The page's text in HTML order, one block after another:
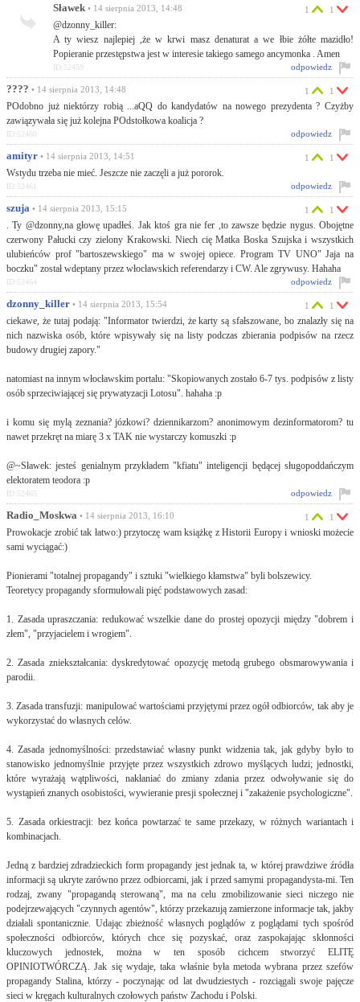
Sławek • 14 sierpnia 2013, 14:48
@dzonny_killer:
A ty wiesz najlepiej ,że w krwi masz denaturat a we łbie żółte mazidło!
Popieranie przestępstwa jest w interesie takiego samego ancymonka . Amen
1 1
odpowiedz
ID:52459
???? • 14 sierpnia 2013, 14:48
POdobno już niektórzy robią ...aQQ do kandydatów na nowego prezydenta ? Czyżby
zawiązywała się już kolejna POdstołkowa koalicja ?
1 1
odpowiedz
ID:52460
amityr • 14 sierpnia 2013, 14:51
Wstydu trzeba nie mieć. Jeszcze nie zaczęli a już pororok.
1 1
odpowiedz
ID:52461
szuja • 14 sierpnia 2013, 15:15
. Ty @dzonny,na głowę upadłeś. Jak ktoś gra nie fer ,to zawsze będzie nygus. Obojętne
czerwony Pałucki czy zielony Krakowski. Niech cię Matka Boska Szujska i wszystkich
ulubieńców prof "bartoszewskiego" ma w swojej opiece. Program TV UNO" Jaja na
boczku" został wdeptany przez włocławskich referendarzy i CW. Ale zgrywusy. Hahaha
1 1
odpowiedz
ID:52464
dzonny_killer • 14 sierpnia 2013, 15:54
ciekawe, że tutaj podają: "Informator twierdzi, że karty są sfałszowane, bo znalazły się na
nich nazwiska osób, które wpisywały się na listy podczas zbierania podpisów na rzecz
budowy drugiej zapory."
natomiast na innym włocławskim portalu: "Skopiowanych zostało 6-7 tys. podpisów z listy
osób sprzeciwiającej się prywatyzacji Lotosu". hahaha :p
i komu się mylą zeznania? józkowi? dziennikarzom? anonimowym dezinformatorom? tu
nawet przekręt na miarę 3 x TAK nie wystarczy komuszki :p
@~Sławek: jesteś genialnym przykładem "kfiatu" inteligencji będącej sługopoddańczym
elektoratem teodora :p
1 1
odpowiedz
ID:52465
Radio_Moskwa • 14 sierpnia 2013, 16:10
Prowokacje zrobić tak łatwo:) przytoczę wam książkę z Historii Europy i wnioski możecie
sami wyciągać:)
Pionierami "totalnej propagandy" i sztuki "wielkiego kłamstwa" byli bolszewicy.
Teoretycy propagandy sformułowali pięć podstawowych zasad:
1. Zasada upraszczania: redukować wszelkie dane do prostej opozycji między "dobrem i
złem", "przyjacielem i wrogiem".
2. Zasada zniekształcania: dyskredytować opozycję metodą grubego obsmarowywania i
parodii.
3. Zasada transfuzji: manipulować wartościami przyjętymi przez ogół odbiorców, tak aby je
wykorzystać do własnych celów.
4. Zasada jednomyślności: przedstawiać własny punkt widzenia tak, jak gdyby było to
stanowisko jednomyślnie przyjęte przez wszystkich zdrowo myślących ludzi; jednostki,
które wyrażają wątpliwości, nakłaniać do zmiany zdania przez odwoływanie się do
wystąpień znanych osobistości, wywieranie presji społecznej i "zakażenie psychologiczne".
5. Zasada orkiestracji: bez końca powtarzać te same przekazy, w różnych wariantach i
kombinacjach.
Jedną z bardziej zdradzieckich form propagandy jest jednak ta, w której prawdziwe źródła
informacji są ukryte zarówno przez odbiorcami, jak i przed samymi propagandysta-mi. Ten
rodzaj, zwany "propagandą sterowaną", ma na celu zmobilizowanie sieci niczego nie
podejrzewających "czynnych agentów", którzy przekazują zamierzone informacje tak, jakby
działali spontanicznie. Udając zbieżność własnych poglądów z poglądami tych spośród
społeczności odbiorców, których chce się pozyskać, oraz zaspokajając skłonności
kluczowych jednostek, można w ten sposób cichcem stworzyć ELITĘ
OPINIOTWÓRCZĄ. Jak się wydaje, taka właśnie była metoda wybrana przez szefów
propagandy Stalina, którzy - poczynając od lat dwudziestych - rozciągali swoje pajęcze
sieci w kręgach kulturalnych czołowych państw Zachodu i Polski.
1 1